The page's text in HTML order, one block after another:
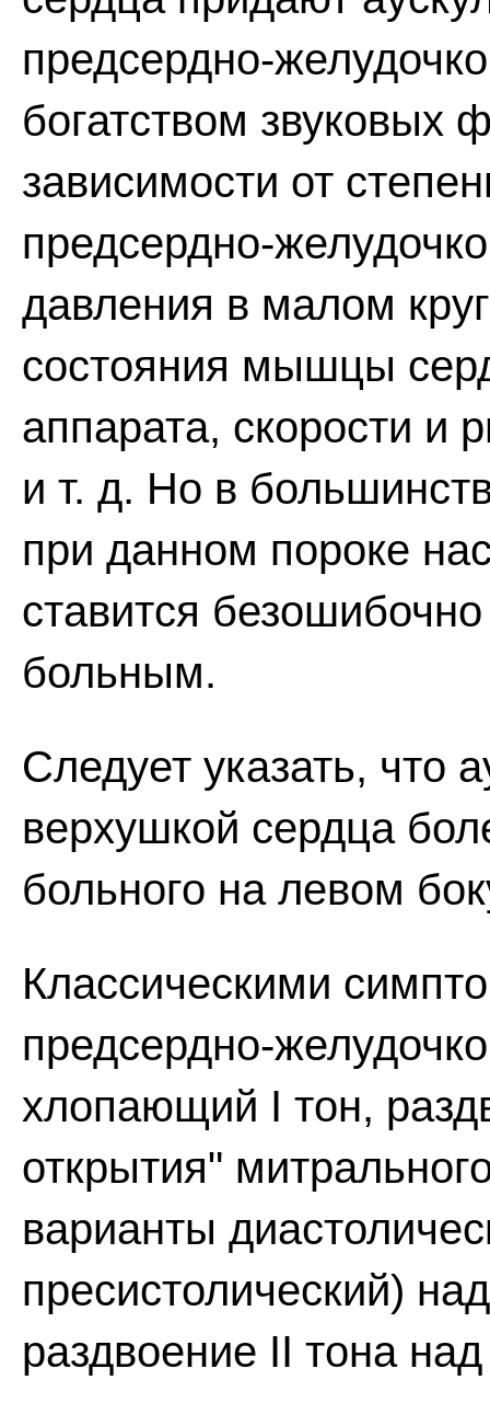
предсердно-
богатством
зависимости от
предсердно-
давления в малом
состояния мышцы
аппарата, скорости и
и т. д. Но в
при данном пороке
ставится
больным.
Следует указать, что
верхушкой сердца
больного на левом
Классическими
предсердно-
хлопающий I тон,
открытия"
варианты
пресистолический)
раздвоение II тона